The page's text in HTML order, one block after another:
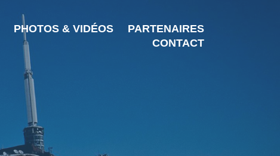
PHOTOS & VIDÉOS
PARTENAIRES
CONTACT